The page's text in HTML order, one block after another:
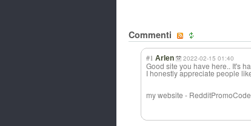
Commenti
#1 Arlen 2022-02-15 01:40
Good site you have here.. It's
I honestly appreciate people
my website - RedditPromoCode